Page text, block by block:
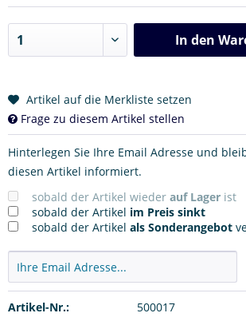
In den
Artikel auf die Merkliste setzen
Frage zu diesem Artikel stellen
Hinterlegen Sie Ihre Email Adresse und
diesen Artikel informiert.
sobald der Artikel wieder auf Lager ist
sobald der Artikel im Preis sinkt
sobald der Artikel als Sonderangebot
Artikel-Nr.:
500017